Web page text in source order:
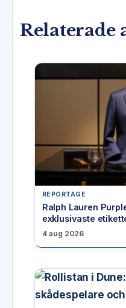
REPORTAGE
Ralph Lauren
exklusivaste
4 aug 2026